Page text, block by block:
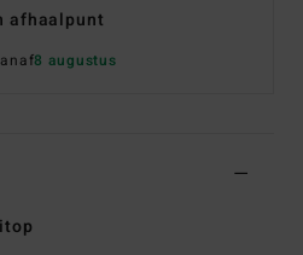
afhaalpunt
8 augustus